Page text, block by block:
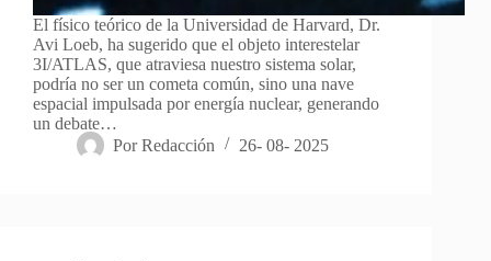
El físico teórico de la Universidad de Harvard, Dr.
Avi Loeb, ha sugerido que el objeto interestelar
3I/ATLAS, que atraviesa nuestro sistema solar,
podría no ser un cometa común, sino una nave
espacial impulsada por energía nuclear, generando
un debate…
Por Redacción 26- 08- 2025